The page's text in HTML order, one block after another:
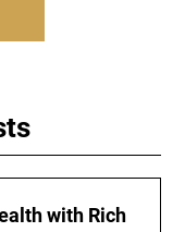
with Rich